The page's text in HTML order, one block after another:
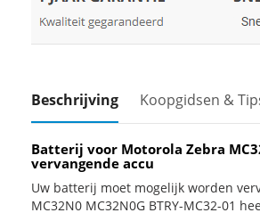
Beschrijving Koopgidsen &
Batterij voor Motorola Zebra
vervangende accu
Uw batterij moet mogelijk worden
MC32N0 MC32N0G BTRY-MC32-01